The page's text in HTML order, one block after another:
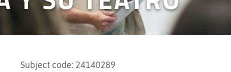
Subject code: 24140289